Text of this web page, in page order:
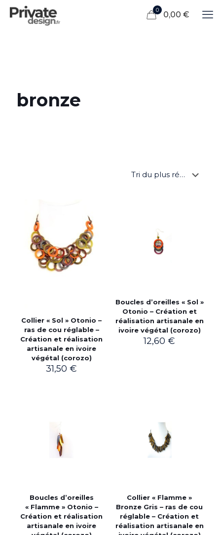
0 0,00 €
bronze
Collier « Sol » Otonio –
ras de cou réglable –
Création et réalisation
artisanale en ivoire
végétal (corozo)
31,50€
Boucles d’oreilles « Sol »
Otonio – Création et
réalisation artisanale en
ivoire végétal (corozo)
12,60€
Boucles d’oreilles
« Flamme » Otonio –
Création et réalisation
artisanale en ivoire
Collier « Flamme »
Bronze Gris – ras de cou
réglable – Création et
réalisation artisanale en